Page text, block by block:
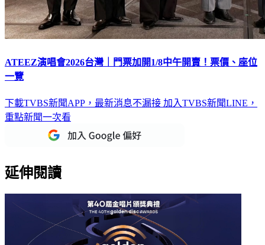
ATEEZ演唱會2026台灣｜門票加開1/8中午開賣！票價、座位
一覽
下載TVBS新聞APP，最新消息不漏接 加入TVBS新聞LINE，
重點新聞一次看
延伸閱讀